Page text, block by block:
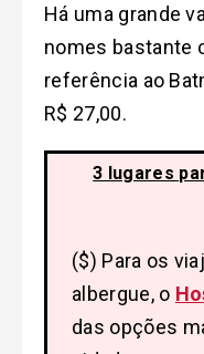
Há uma grande
nomes bastante
referência ao
R$ 27,00.
3 lugares
($) Para os
albergue, o
das opções